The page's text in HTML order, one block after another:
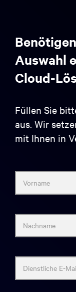
Auswahl
Cloud-
Füllen Sie
aus. Wir
mit Ihnen in
Vorname
Nachname
Dienstliche E-